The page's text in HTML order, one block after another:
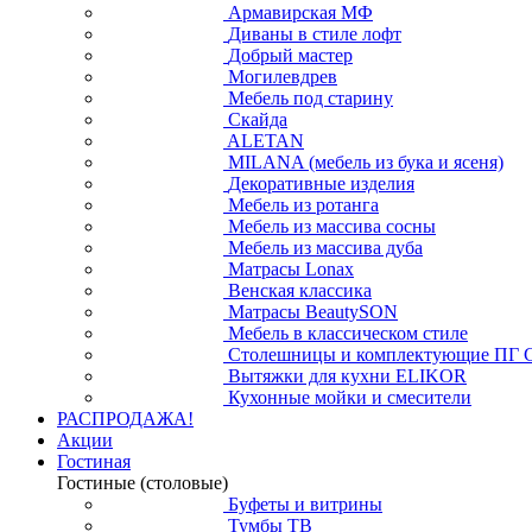
Армавирская МФ
Диваны в стиле лофт
Добрый мастер
Могилевдрев
Мебель под старину
Скайда
ALETAN
MILANA (мебель из бука и ясеня)
Декоративные изделия
Мебель из ротанга
Мебель из массива сосны
Мебель из массива дуба
Матрасы Lonax
Венская классика
Матрасы BeautySON
Мебель в классическом стиле
Столешницы и комплектующие ПГ
Вытяжки для кухни ELIKOR
Кухонные мойки и смесители
РАСПРОДАЖА!
Акции
Гостиная
Гостиные (столовые)
Буфеты и витрины
Тумбы ТВ